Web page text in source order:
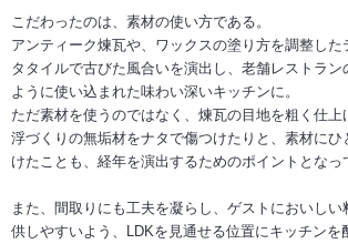
こだわったのは、素材の使い方である。
アンティーク煉瓦や、ワックスの塗り方を調整した
タタイルで古びた風合いを演出し、老舗レストラン
ように使い込まれた味わい深いキッチンに。
ただ素材を使うのではなく、煉瓦の目地を粗く仕上
浮づくりの無垢材をナタで傷つけたりと、素材にひ
けたことも、経年を演出するためのポイントとなっ
また、間取りにも工夫を凝らし、ゲストにおいしい
供しやすいよう、LDKを見通せる位置にキッチンを